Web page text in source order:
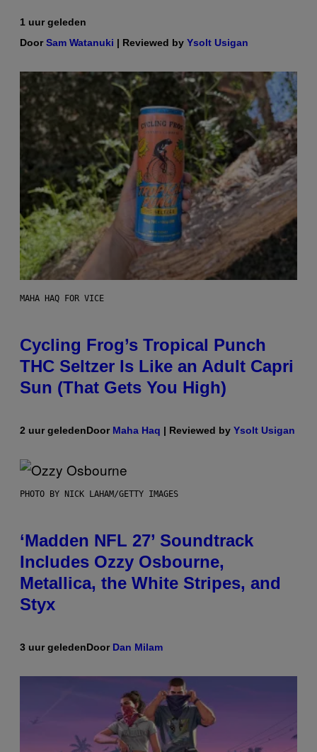
1 uur geleden
DoorSam Watanuki | Reviewed by Ysolt Usigan
MAHA HAQ FOR VICE
Cycling Frog’s Tropical Punch
THC Seltzer Is Like an Adult Capri
Sun (That Gets You High)
2 uur geledenDoor Maha Haq | Reviewed by Ysolt Usigan
PHOTO BY NICK LAHAM/GETTY IMAGES
‘Madden NFL 27’ Soundtrack
Includes Ozzy Osbourne,
Metallica, the White Stripes, and
Styx
3 uur geledenDoor Dan Milam